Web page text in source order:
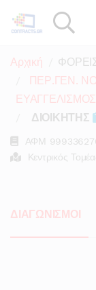
Αρχική
ΠΕΡ.ΓΕΝ.
ΕΥΑΓΓΕΛΙΣΜΟΣ'
ΔΙΟΙΚΗΤΗΣ
ΑΦΜ
Κεντρικός
ΔΙΑΓΩΝΙΣΜΟΙ